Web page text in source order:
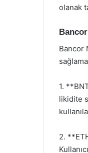
olanak
Bancor
1.
likidite
2.